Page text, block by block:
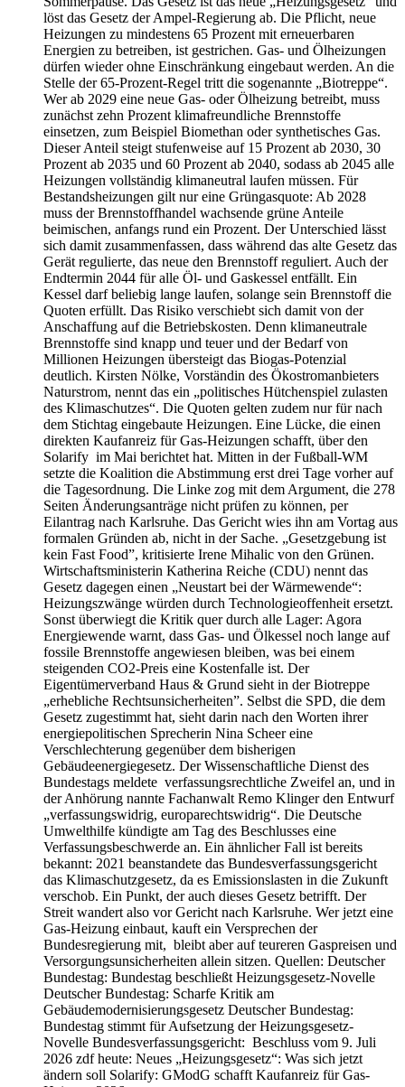
löst das Gesetz der Ampel-Regierung ab. Die Pflicht, neue
Heizungen zu mindestens 65 Prozent mit erneuerbaren
Energien zu betreiben, ist gestrichen. Gas- und Ölheizungen
dürfen wieder ohne Einschränkung eingebaut werden. An die
Stelle der 65-Prozent-Regel tritt die sogenannte „Biotreppe“.
Wer ab 2029 eine neue Gas- oder Ölheizung betreibt, muss
zunächst zehn Prozent klimafreundliche Brennstoffe
einsetzen, zum Beispiel Biomethan oder synthetisches Gas.
Dieser Anteil steigt stufenweise auf 15 Prozent ab 2030, 30
Prozent ab 2035 und 60 Prozent ab 2040, sodass ab 2045 alle
Heizungen vollständig klimaneutral laufen müssen. Für
Bestandsheizungen gilt nur eine Grüngasquote: Ab 2028
muss der Brennstoffhandel wachsende grüne Anteile
beimischen, anfangs rund ein Prozent. Der Unterschied lässt
sich damit zusammenfassen, dass während das alte Gesetz das
Gerät regulierte, das neue den Brennstoff reguliert. Auch der
Endtermin 2044 für alle Öl- und Gaskessel entfällt. Ein
Kessel darf beliebig lange laufen, solange sein Brennstoff die
Quoten erfüllt. Das Risiko verschiebt sich damit von der
Anschaffung auf die Betriebskosten. Denn klimaneutrale
Brennstoffe sind knapp und teuer und der Bedarf von
Millionen Heizungen übersteigt das Biogas-Potenzial
deutlich. Kirsten Nölke, Vorständin des Ökostromanbieters
Naturstrom, nennt das ein „politisches Hütchenspiel zulasten
des Klimaschutzes“. Die Quoten gelten zudem nur für nach
dem Stichtag eingebaute Heizungen. Eine Lücke, die einen
direkten Kaufanreiz für Gas-Heizungen schafft, über den
Solarify im Mai berichtet hat. Mitten in der Fußball-WM
setzte die Koalition die Abstimmung erst drei Tage vorher auf
die Tagesordnung. Die Linke zog mit dem Argument, die 278
Seiten Änderungsanträge nicht prüfen zu können, per
Eilantrag nach Karlsruhe. Das Gericht wies ihn am Vortag aus
formalen Gründen ab, nicht in der Sache. „Gesetzgebung ist
kein Fast Food”, kritisierte Irene Mihalic von den Grünen.
Wirtschaftsministerin Katherina Reiche (CDU) nennt das
Gesetz dagegen einen „Neustart bei der Wärmewende“:
Heizungszwänge würden durch Technologieoffenheit ersetzt.
Sonst überwiegt die Kritik quer durch alle Lager: Agora
Energiewende warnt, dass Gas- und Ölkessel noch lange auf
fossile Brennstoffe angewiesen bleiben, was bei einem
steigenden CO2-Preis eine Kostenfalle ist. Der
Eigentümerverband Haus & Grund sieht in der Biotreppe
„erhebliche Rechtsunsicherheiten”. Selbst die SPD, die dem
Gesetz zugestimmt hat, sieht darin nach den Worten ihrer
energiepolitischen Sprecherin Nina Scheer eine
Verschlechterung gegenüber dem bisherigen
Gebäudeenergiegesetz. Der Wissenschaftliche Dienst des
Bundestags meldete verfassungsrechtliche Zweifel an, und in
der Anhörung nannte Fachanwalt Remo Klinger den Entwurf
„verfassungswidrig, europarechtswidrig“. Die Deutsche
Umwelthilfe kündigte am Tag des Beschlusses eine
Verfassungsbeschwerde an. Ein ähnlicher Fall ist bereits
bekannt: 2021 beanstandete das Bundesverfassungsgericht
das Klimaschutzgesetz, da es Emissionslasten in die Zukunft
verschob. Ein Punkt, der auch dieses Gesetz betrifft. Der
Streit wandert also vor Gericht nach Karlsruhe. Wer jetzt eine
Gas-Heizung einbaut, kauft ein Versprechen der
Bundesregierung mit, bleibt aber auf teureren Gaspreisen und
Versorgungsunsicherheiten allein sitzen. Quellen: Deutscher
Bundestag: Bundestag beschließt Heizungsgesetz-Novelle
Deutscher Bundestag: Scharfe Kritik am
Gebäudemodernisierungsgesetz Deutscher Bundestag:
Bundestag stimmt für Aufsetzung der Heizungsgesetz-
Novelle Bundesverfassungsgericht: Beschluss vom 9. Juli
2026 zdf heute: Neues „Heizungsgesetz“: Was sich jetzt
ändern soll Solarify: GModG schafft Kaufanreiz für Gas-